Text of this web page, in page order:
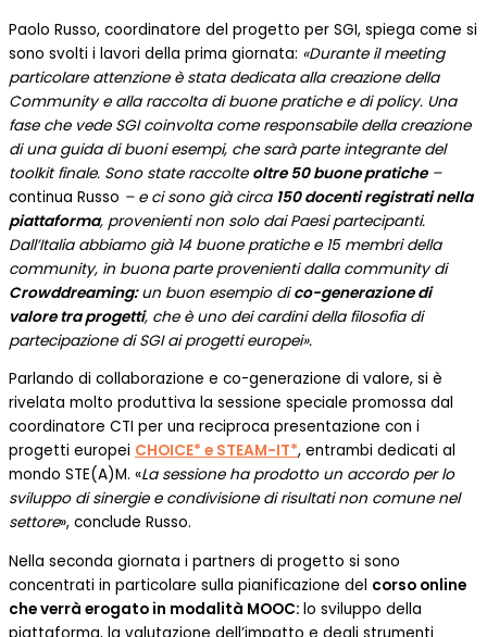
Paolo Russo, coordinatore del progetto per SGI, spiega come si
sono svolti i lavori della prima giornata: «Durante il meeting
particolare attenzione è stata dedicata alla creazione della
Community e alla raccolta di buone pratiche e di policy. Una
fase che vede SGI coinvolta come responsabile della creazione
di una guida di buoni esempi, che sarà parte integrante del
toolkit finale. Sono state raccolte oltre 50 buone pratiche–
continua Russo – e ci sono già circa 150 docenti registrati nella
piattaforma, provenienti non solo dai Paesi partecipanti.
Dall’Italia abbiamo già 14 buone pratiche e 15 membri della
community, in buona parte provenienti dalla community di
Crowddreaming:un buon esempio dico-generazione di
valore tra progetti, che è uno dei cardini della filosofia di
partecipazione di SGI ai progetti europei».
Parlando di collaborazione e co-generazione di valore, si è
rivelata molto produttiva la sessione speciale promossa dal
coordinatore CTI per una reciproca presentazione con i
progetti europei CHOICE* e STEAM-IT*, entrambi dedicati al
mondo STE(A)M. «La sessione ha prodotto un accordo per lo
sviluppo di sinergie e condivisione di risultati non comune nel
settore», conclude Russo.
Nella seconda giornata i partners di progetto si sono
concentrati in particolare sulla pianificazione del corso online
che verrà erogato in modalità MOOC: lo sviluppo della